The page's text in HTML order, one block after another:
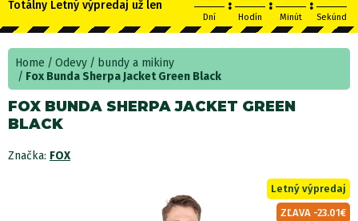
Totálny Letný výpredaj už len
Dní
:
Hodín
:
Minút
:
Sekúnd
Home Odevy
bundy a mikiny
Fox Bunda Sherpa Jacket Green Black
FOX BUNDA SHERPA JACKET GREEN
BLACK
Značka: FOX
Letný výpredaj
ZĽAVA -23.01€